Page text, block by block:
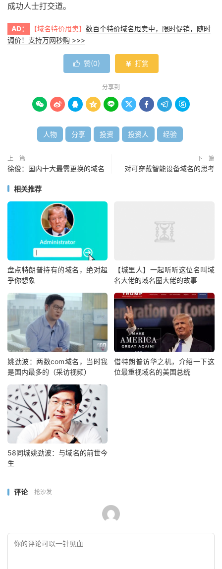
成功人士打交道。
AD： 【域名特价甩卖】 数百个特价域名甩卖中，限时促销，随时
调价！支持万网秒购 >>>
 赞(0)  打赏
分享到
        
人物 分享 投资 投资人 经验
上一篇
徐俊：国内十大最需更换的域名
下一篇
对可穿戴智能设备域名的思考
相关推荐
盘点特朗普持有的域名，绝对超
乎你想象
【城里人】一起听听这位名叫域
名大佬的域名圈大佬的故事
姚劲波：两数com域名，当时我
是国内最多的（采访视频）
借特朗普访华之机，介绍一下这
位最重视域名的美国总统
58同城姚劲波：与域名的前世今
生
评论 抢沙发